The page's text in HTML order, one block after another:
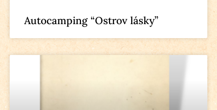
Autocamping “Ostrov lásky”